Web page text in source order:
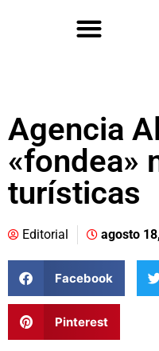
Agencia
«fondea»
turísticas
Editorial agosto
Facebook
Pinterest